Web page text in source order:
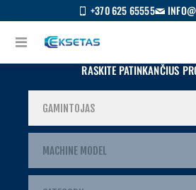
+370 625 65555
RASKITE PATINKANČIUS